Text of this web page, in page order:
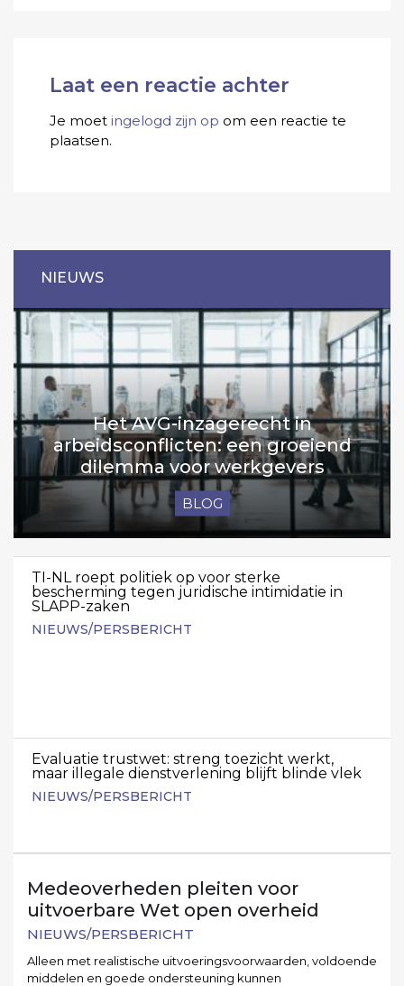
Laat een reactie achter
Je moet ingelogd zijn op om een reactie te
plaatsen.
NIEUWS
Het AVG-inzagerecht in
arbeidsconflicten: een groeiend
dilemma voor werkgevers
BLOG
TI-NL roept politiek op voor sterke
bescherming tegen juridische intimidatie in
SLAPP-zaken
NIEUWS/PERSBERICHT
Evaluatie trustwet: streng toezicht werkt,
maar illegale dienstverlening blijft blinde vlek
NIEUWS/PERSBERICHT
Medeoverheden pleiten voor
uitvoerbare Wet open overheid
NIEUWS/PERSBERICHT
Alleen met realistische uitvoeringsvoorwaarden, voldoende
middelen en goede ondersteuning kunnen